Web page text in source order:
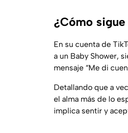
¿Cómo
En su cuenta de
a un Baby Shower,
mensaje “Me di
Detallando que a
el alma más de lo
implica sentir y